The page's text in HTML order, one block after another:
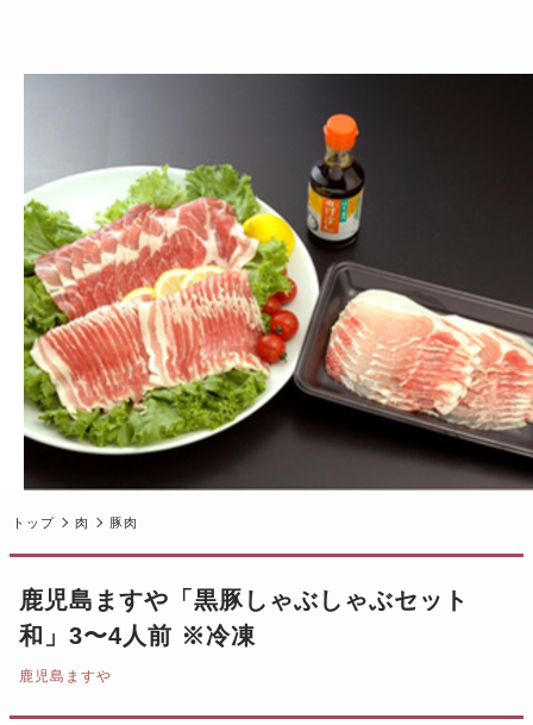
トップ 肉 豚肉
鹿児島ますや「黒豚しゃぶしゃぶセット
和」3〜4人前 ※冷凍
鹿児島ますや